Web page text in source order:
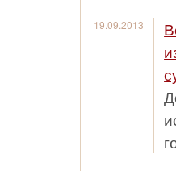
19.09.2013